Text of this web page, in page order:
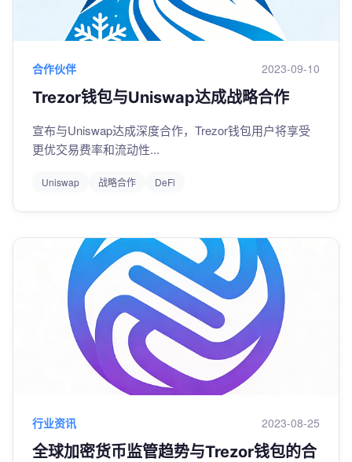
合作伙伴 2023-09-10
Trezor钱包与Uniswap达成战略合作
宣布与Uniswap达成深度合作，Trezor钱包用户将享受
更优交易费率和流动性...
Uniswap 战略合作 DeFi
行业资讯 2023-08-25
全球加密货币监管趋势与Trezor钱包的合